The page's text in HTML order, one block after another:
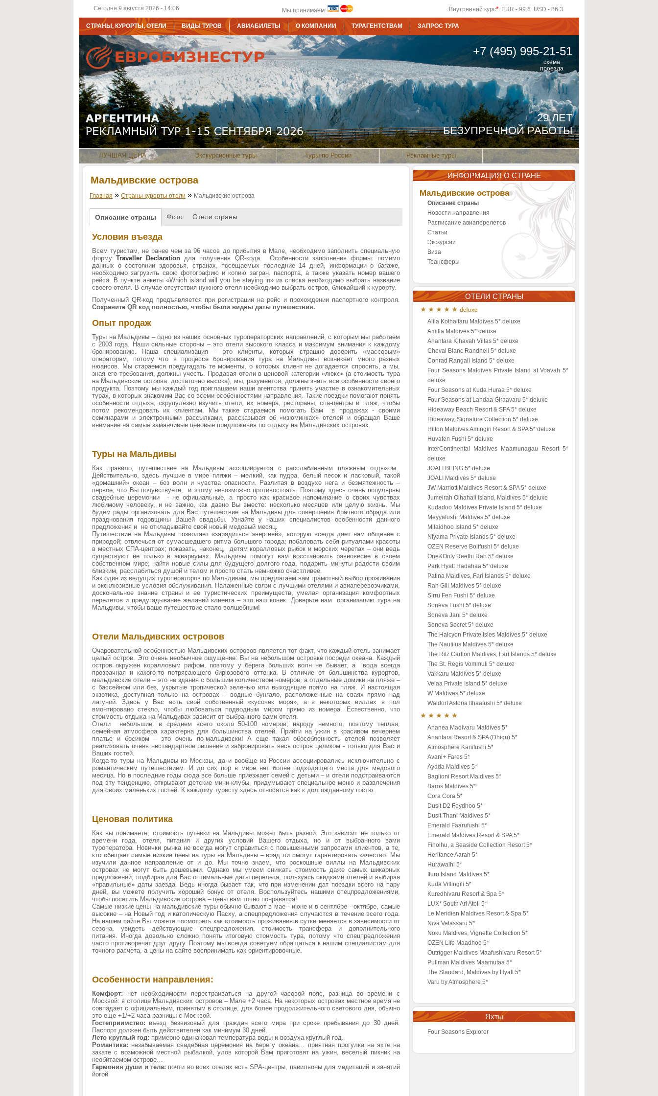
Сегодня 9 августа 2026 - 14:06 Мы принимаем: Внутренний курс*: EUR - 99.6 USD - 86.3
СТРАНЫ, КУРОРТЫ, ОТЕЛИ ВИДЫ ТУРОВ АВИАБИЛЕТЫ О КОМПАНИИ ТУРАГЕНТСТВАМ ЗАПРОС ТУРА
+7 (495) 995-21-51
схема
проезда
ЛУЧШАЯ ЦЕНА Экскурсионные туры Туры по России Рекламные туры
29 ЛЕТ
БЕЗУПРЕЧНОЙ РАБОТЫ
Мальдивские острова
Главная » Страны курорты отели » Мальдивские острова
Описание страны Фото Отели страны
Условия въезда
Всем туристам, не ранее чем за 96 часов до прибытия в Мале, необходимо заполнить специальную
формуTraveller Declaration для получения QR-кода. Особенности заполнения формы: помимо
данных о состоянии здоровья, странах, посещаемых последние 14 дней, информации о багаже,
необходимо загрузить свою фотографию и копию загран. паспорта, а также указать номер вашего
рейса. В пункте анкеты «Which island will you be staying in» из списка необходимо выбрать название
своего отеля. В случае отсутствия нужного отеля необходимо выбрать остров, ближайший к курорту.
Полученный QR-код предъявляется при регистрации на рейс и прохождении паспортного контроля.
Сохраните QR код полностью, чтобы были видны даты путешествия.
Опыт продаж
Туры на Мальдивы – одно из наших основных туроператорских направлений, с которым мы работаем
с 2003 года. Наши сильные стороны – это отели высокого класса и максимум внимания к каждому
бронированию. Наша специализация – это клиенты, которых страшно доверить «массовым»
операторам, потому что в процессе бронирования тура на Мальдивы возникает много разных
нюансов. Мы стараемся предугадать те моменты, о которых клиент не догадается спросить, а мы,
зная его требования, должны учесть. Продавая отели в ценовой категории «люкс» (а стоимость тура
на Мальдивские острова достаточно высока), мы, разумеется, должны знать все особенности своего
продукта. Поэтому мы каждый год приглашаем наши агентства принять участие в ознакомительных
турах, в которых знакомим Вас со всеми особенностями направления. Такие поездки помогают понять
особенности отдыха, скрупулёзно изучить отели, их номера, рестораны, спа-центры и пляж, чтобы
потом рекомендовать их клиентам. Мы также стараемся помогать Вам в продажах - своими
семинарами и электронными рассылками, рассказывая об «изюминках» отелей и обращая Ваше
внимание на самые заманчивые ценовые предложения по отдыху на Мальдивских островах.
Туры на Мальдивы
Как правило, путешествие на Мальдивы ассоциируется с расслабленным пляжным отдыхом.
Действительно, здесь лучшие в мире пляжи – мелкий, как пудра, белый песок и ласковый, такой
«домашний» океан – без волн и чувства опасности. Разлитая в воздухе нега и безмятежность –
первое, что Вы почувствуете, и этому невозможно противостоять. Поэтому здесь очень популярны
свадебные церемонии - не официальные, а просто как красивое напоминание о своих чувствах
любимому человеку, и не важно, как давно Вы вместе: несколько месяцев или целую жизнь. Мы
будем рады организовать для Вас путешествие на Мальдивы для совершения брачного обряда или
празднования годовщины Вашей свадьбы. Узнайте у наших специалистов особенности данного
предложения и не откладывайте свой новый медовый месяц.
Путешествие на Мальдивы позволяет «зарядиться энергией», которую всегда дает нам общение с
природой; отвлечься от сумасшедшего ритма большого города; побаловать себя ритуалами красоты
в местных СПА-центрах; показать, наконец, детям коралловых рыбок и морских черепах – они ведь
существуют не только в аквариумах. Мальдивы помогут вам восстановить равновесие в своем
собственном мире, найти новые силы для будущего долгого года, подарить минуты радости своим
близким, расслабиться душой и телом и просто стать немножко счастливее.
Как один из ведущих туроператоров по Мальдивам, мы предлагаем вам грамотный выбор проживания
и эксклюзивные условия обслуживания. Налаженные связи с лучшими отелями и авиаперевозчиками,
доскональное знание страны и ее туристических преимуществ, умелая организация комфортных
перелетов и предугадывание желаний клиента – это наш конек. Доверьте нам организацию тура на
Мальдивы, чтобы ваше путешествие стало волшебным!
Отели Мальдивских островов
Очаровательной особенностью Мальдивских островов является тот факт, что каждый отель занимает
целый остров. Это очень необычное ощущение: Вы на небольшом островке посреди океана. Каждый
остров окружен коралловым рифом, поэтому у берега больших волн не бывает, а вода всегда
прозрачная и какого-то потрясающего бирюзового оттенка. В отличие от большинства курортов,
мальдивские отели – это не здания с большим количеством номеров, а отдельные домики на пляже –
с бассейном или без, укрытые тропической зеленью или выходящие прямо на пляж. И настоящая
экзотика, доступная только на островах – водные бунгало, расположенные на сваях прямо над
лагуной. Здесь у Вас есть свой собственный «кусочек моря», а в некоторых виллах в пол
вмонтировано стекло, чтобы любоваться подводным миром прямо из номера. Естественно, что
стоимость отдыха на Мальдивах зависит от выбранного вами отеля.
Отели небольшие: в среднем всего около 50-100 номеров; народу немного, поэтому теплая,
семейная атмосфера характерна для большинства отелей. Прийти на ужин в красивом вечернем
платье и босиком – это очень по-мальдивски! А еще такая обособленность отелей позволяет
реализовать очень нестандартное решение и забронировать весь остров целиком - только для Вас и
Ваших гостей.
Когда-то туры на Мальдивы из Москвы, да и вообще из России ассоциировались исключительно с
романтическим путешествием. И до сих пор в мире нет более подходящего места для медового
месяца. Но в последние годы сюда все больше приезжает семей с детьми – и отели подстраиваются
под эту тенденцию, открывают детские мини-клубы, придумывают специальное меню и развлечения
для своих маленьких гостей. К каждому туристу здесь относятся как к долгожданному гостю.
Ценовая политика
Как вы понимаете, стоимость путевки на Мальдивы может быть разной. Это зависит не только от
времени года, отеля, питания и других условий Вашего отдыха, но и от выбранного вами
туроператора. Новички рынка не всегда могут справиться с повышенными запросами клиентов, а те,
кто обещает самые низкие цены на туры на Мальдивы – вряд ли смогут гарантировать качество. Мы
изучили данное направление от и до. Мы точно знаем, что роскошные виллы на Мальдивских
островах не могут быть дешевыми. Однако мы умеем снижать стоимость даже самых шикарных
предложений, подбирая для Вас оптимальные даты перелета, пользуясь скидками отелей и выбирая
«правильные» даты заезда. Ведь иногда бывает так, что при изменении дат поездки всего на пару
дней, вы можете получить хороший бонус от отеля. Воспользуйтесь нашими спецпредложениями,
чтобы посетить Мальдивские острова – цены вам точно понравятся!
Самые низкие цены на мальдивские туры обычно бывают в мае - июне и в сентябре - октябре, самые
высокие – на Новый год и католическую Пасху, а спецпредложения случаются в течение всего года.
На нашем сайте Вы можете посмотреть как стоимость проживания в сутки меняется в зависимости от
сезона, увидеть действующие спецпредложения, стоимость трансфера и дополнительного
питания. Иногда довольно сложно понять итоговую стоимость тура, потому что спецпредложения
часто противоречат друг другу. Поэтому мы всегда советуем обращаться к нашим специалистам для
точного расчета, а цены на сайте воспринимать как ориентировочные.
Особенности направления:
Комфорт: нет необходимости перестраиваться на другой часовой пояс, разница во времени с
Москвой: в столице Мальдивских островов – Мале +2 часа. На некоторых островах местное время не
совпадает с официальным, принятым в столице, для более продолжительного светового дня, обычно
это еще +1/+2 часа разницы с Москвой.
Гостеприимство: въезд безвизовый для граждан всего мира при сроке пребывания до 30 дней.
Паспорт должен быть действителен как минимум 30 дней.
Лето круглый год: примерно одинаковая температура воды и воздуха круглый год.
Романтика: незабываемая свадебная церемония на берегу океана… приятная прогулка на яхте на
закате с возможной местной рыбалкой, улов которой Вам приготовят на ужин, веселый пикник на
необитаемом острове…
Гармония души и тела: почти во всех отелях есть SPA-центры, павильоны для медитаций и занятий
йогой
ИНФОРМАЦИЯ О СТРАНЕ
Мальдивские острова
Описание страны
Новости направления
Расписание авиаперелетов
Статьи
Экскурсии
Виза
Трансферы
ОТЕЛИ СТРАНЫ
Alila Kothaifaru Maldives 5* deluxe
Amilla Maldives 5* deluxe
Anantara Kihavah Villas 5* deluxe
Cheval Blanc Randheli 5* deluxe
Conrad Rangali Island 5* deluxe
Four Seasons Maldives Private Island at Voavah 5*
deluxe
Four Seasons at Kuda Huraa 5* deluxe
Four Seasons at Landaa Giraavaru 5* deluxe
Hideaway Beach Resort & SPA 5* deluxe
Hideaway, Signature Collection 5* deluxe
Hilton Maldives Amingiri Resort & SPA 5* deluxe
Huvafen Fushi 5* deluxe
InterContinental Maldives Maamunagau Resort 5*
deluxe
JOALI BEING 5* deluxe
JOALI Maldives 5* deluxe
JW Marriott Maldives Resort & SPA 5* deluxe
Jumeirah Olhahali Island, Maldives 5* deluxe
Kudadoo Maldives Private Island 5* deluxe
Meyyafushi Maldives 5* deluxe
Milaidhoo Island 5* deluxe
Niyama Private Islands 5* deluxe
OZEN Reserve Bolifushi 5* deluxe
One&Only Reethi Rah 5* deluxe
Park Hyatt Hadahaa 5* deluxe
Patina Maldives, Fari Islands 5* deluxe
Rah Gili Maldives 5* deluxe
Sirru Fen Fushi 5* deluxe
Soneva Fushi 5* deluxe
Soneva Jani 5* deluxe
Soneva Secret 5* deluxe
The Halcyon Private Isles Maldives 5* deluxe
The Nautilus Maldives 5* deluxe
The Ritz Carlton Maldives, Fari Islands 5* deluxe
The St. Regis Vommuli 5* deluxe
Vakkaru Maldives 5* deluxe
Velaa Private Island 5* deluxe
W Maldives 5* deluxe
Waldorf Astoria Ithaafushi 5* deluxe
Ananea Madivaru Maldives 5*
Anantara Resort & SPA (Dhigu) 5*
Atmosphere Kanifushi 5*
Avani+ Fares 5*
Ayada Maldives 5*
Baglioni Resort Maldives 5*
Baros Maldives 5*
Cora Cora 5*
Dusit D2 Feydhoo 5*
Dusit Thani Maldives 5*
Emerald Faarufushi 5*
Emerald Maldives Resort & SPA 5*
Finolhu, a Seaside Collection Resort 5*
Heritance Aarah 5*
Hurawalhi 5*
Ifuru Island Maldives 5*
Kuda Villingili 5*
Kuredhivaru Resort & Spa 5*
LUX* South Ari Atoll 5*
Le Meridien Maldives Resort & Spa 5*
Niva Velassaru 5*
Noku Maldives, Vignette Collection 5*
OZEN Life Maadhoo 5*
Outrigger Maldives Maafushivaru Resort 5*
Pullman Maldives Maamutaa 5*
The Standard, Maldives by Hyatt 5*
Varu by Atmosphere 5*
Яхты
Four Seasons Explorer